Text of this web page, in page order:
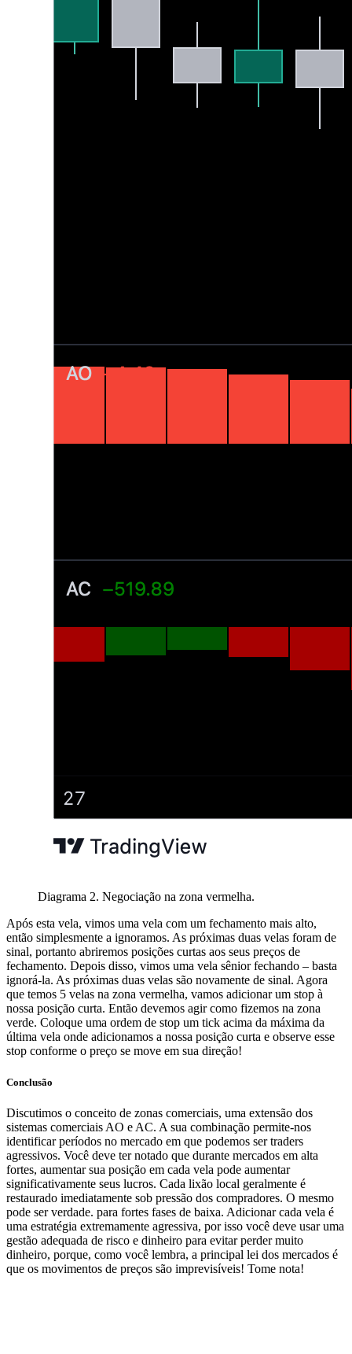
Diagrama 2. Negociação na zona vermelha.
Após esta vela, vimos uma vela com um fechamento mais alto,
então simplesmente a ignoramos. As próximas duas velas foram de
sinal, portanto abriremos posições curtas aos seus preços de
fechamento. Depois disso, vimos uma vela sênior fechando – basta
ignorá-la. As próximas duas velas são novamente de sinal. Agora
que temos 5 velas na zona vermelha, vamos adicionar um stop à
nossa posição curta. Então devemos agir como fizemos na zona
verde. Coloque uma ordem de stop um tick acima da máxima da
última vela onde adicionamos a nossa posição curta e observe esse
stop conforme o preço se move em sua direção!
Conclusão
Discutimos o conceito de zonas comerciais, uma extensão dos
sistemas comerciais AO e AC. A sua combinação permite-nos
identificar períodos no mercado em que podemos ser traders
agressivos. Você deve ter notado que durante mercados em alta
fortes, aumentar sua posição em cada vela pode aumentar
significativamente seus lucros. Cada lixão local geralmente é
restaurado imediatamente sob pressão dos compradores. O mesmo
pode ser verdade. para fortes fases de baixa. Adicionar cada vela é
uma estratégia extremamente agressiva, por isso você deve usar uma
gestão adequada de risco e dinheiro para evitar perder muito
dinheiro, porque, como você lembra, a principal lei dos mercados é
que os movimentos de preços são imprevisíveis! Tome nota!